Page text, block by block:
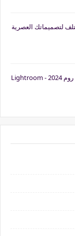
لتصميماتك العصرية
فلاتر لايت روم : أفضل 10 فلاتر لايت روم 2024 - Lightroom